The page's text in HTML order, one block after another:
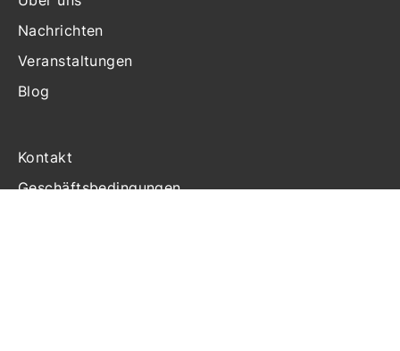
Nachrichten
Veranstaltungen
Blog
Kontakt
Geschäftsbedingungen